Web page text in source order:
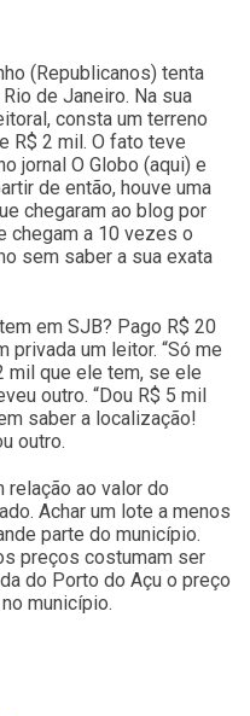
(Republicanos) tenta
de Janeiro. Na sua
consta um terreno
R$ 2 mil. O fato teve
jornal O Globo (aqui) e
de então, houve uma
chegaram ao blog por
chegam a 10 vezes o
sem saber a sua exata
em SJB? Pago R$ 20
privada um leitor. “Só me
mil que ele tem, se ele
outro. “Dou R$ 5 mil
saber a localização!
outro.
ao valor do
Achar um lote a menos
parte do município.
preços costumam ser
do Porto do Açu o preço
município.